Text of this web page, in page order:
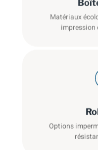
Matériaux
impression
Options